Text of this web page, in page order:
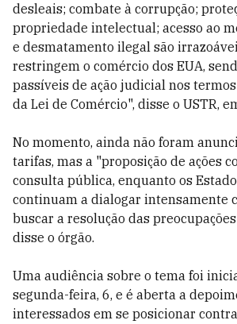
desleais; combate à corrupção;
propriedade intelectual; acesso ao
e desmatamento ilegal são
restringem o comércio dos EUA,
passíveis de ação judicial nos
da Lei de Comércio", disse o USTR,
No momento, ainda não foram
tarifas, mas a "proposição de ações
consulta pública, enquanto os
continuam a dialogar intensamente
buscar a resolução das
disse o órgão.
Uma audiência sobre o tema foi
segunda-feira, 6, e é aberta a
interessados em se posicionar